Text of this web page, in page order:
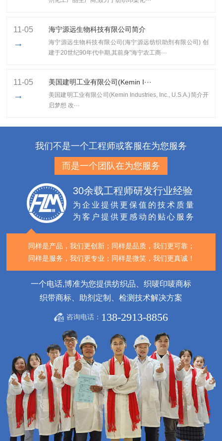
11-05
→
海宁源远生物科技有限公司简介
海宁源远生物科技有限公司(海宁源远纺织助剂有限公司) 创
建于20世纪90年代中期,其前身"海宁农工商···
11-05
→
美国建明工业有限公司(Kemin I···
美国建明工业有限公司(Kemin Industries, Inc., U.S.A.)简介开
启梦想 改···
我们不是一个工程师或客服在为您服务
而是一个团队在为您服务
30余载工程师研发行业经验
为企业提供更保值的技术质量
为客户提供更感动的贴心服务
同样是产品，我们更创新； 同样是品质，我们更可靠；
同样是服务，我们更专业； 同样是微笑，我们更真诚！
一个电话,博准为您提供纺织品、织唛印唛商标
织带商标、助剂定制、检测技术解决方案
咨询电话： 138-2913-8856